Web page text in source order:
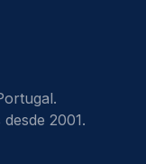
2001.